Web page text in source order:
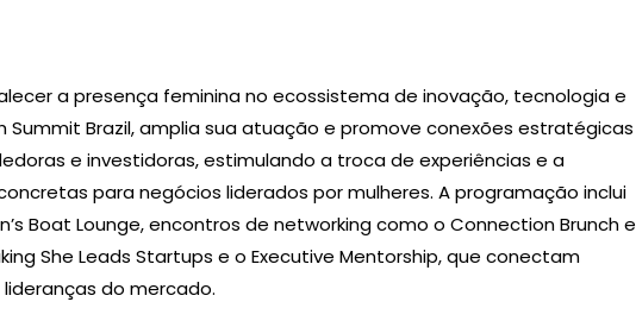
a presença feminina no ecossistema de inovação, tecnologia e
Summit Brazil, amplia sua atuação e promove conexões estratégicas
e investidoras, estimulando a troca de experiências e a
para negócios liderados por mulheres. A programação inclui
Boat Lounge, encontros de networking como o Connection Brunch e
She Leads Startups e o Executive Mentorship, que conectam
do mercado.